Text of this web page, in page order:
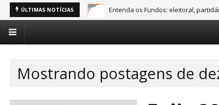
ÚLTIMAS NOTÍCIAS Entenda os Fundos: eleitoral,
Mostrando postagens de